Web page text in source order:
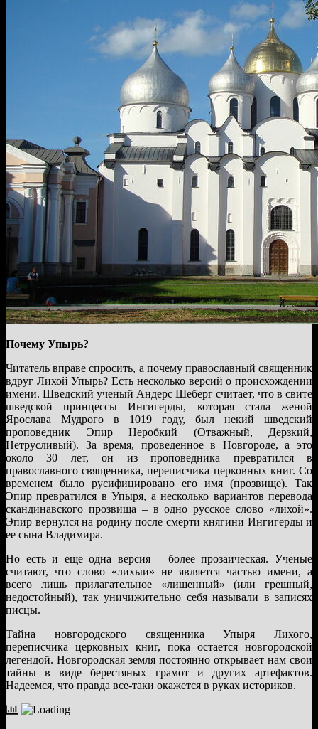
Почему Упырь?
Читатель вправе спросить, а почему православный священник
вдруг Лихой Упырь? Есть несколько версий о происхождении
имени. Шведский ученый Андерс Шеберг считает, что в свите
шведской принцессы Ингигерды, которая стала женой
Ярослава Мудрого в 1019 году, был некий шведский
проповедник Эпир Неробкий (Отважный, Дерзкий,
Нетрусливый). За время, проведенное в Новгороде, а это
около 30 лет, он из проповедника превратился в
православного священника, переписчика церковных книг. Со
временем было русифицировано его имя (прозвище). Так
Эпир превратился в Упыря, а несколько вариантов перевода
скандинавского прозвища – в одно русское слово «лихой».
Эпир вернулся на родину после смерти княгини Ингигерды и
ее сына Владимира.
Но есть и еще одна версия – более прозаическая. Ученые
считают, что слово «лихыи» не является частью имени, а
всего лишь прилагательное «лишенный» (или грешный,
недостойный), так уничижительно себя называли в записях
писцы.
Тайна новгородского священника Упыря Лихого,
переписчика церковных книг, пока остается новгородской
легендой. Новгородская земля постоянно открывает нам свои
тайны в виде берестяных грамот и других артефактов.
Надеемся, что правда все-таки окажется в руках историков.